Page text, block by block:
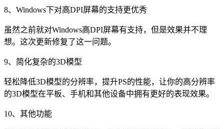
8、Windows下对高DPI屏幕的支持更优秀
虽然之前就对Windows高DPI屏幕有支持，但是效果并不理
想。这次更新修复了这一问题。
9、简化复杂的3D模型
轻松降低3D模型的分辨率，提升PS的性能，让你的高分辨率
的3D模型在平板、手机和其他设备中拥有更好的表现效果。
10、其他功能